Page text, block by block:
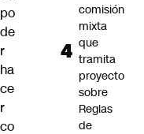
po
de
r
ha
ce
r
co
comisión
mixta
que
tramita
proyecto
sobre
Reglas
de